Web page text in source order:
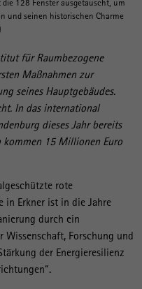
die 128 Fenster ausgetauscht, um
und seinen historischen Charme
für Raumbezogene
Maßnahmen zur
seines Hauptgebäudes.
In das international
dieses Jahr bereits
kommen 15 Millionen Euro
rote
in Erkner ist in die Jahre
durch ein
Forschung und
der Energieresilienz